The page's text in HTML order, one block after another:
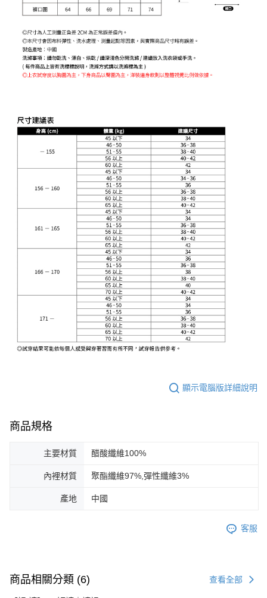
顯示電腦版詳細說明
商品規格
主要材質 醋酸纖維100%
內裡材質 聚酯纖維97%,彈性纖維3%
產地 中國
客服
商品相關分類 (6) 查看全部